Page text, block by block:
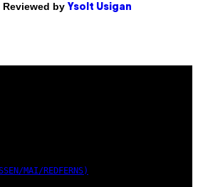
Reviewed by Ysolt Usigan
MAI/REDFERNS)